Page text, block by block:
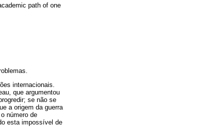
path of one
internacionais.
que argumentou
se não se
a origem da guerra
número de
esta impossível de